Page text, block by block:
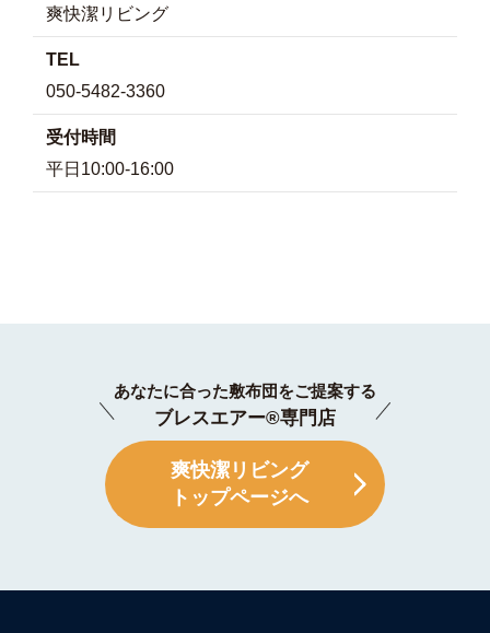
爽快潔リビング
TEL
050-5482-3360
受付時間
平日10:00-16:00
あなたに合った敷布団をご提案する
ブレスエアー®専門店
爽快潔リビング
トップページへ